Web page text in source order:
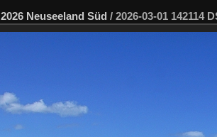
2026 Neuseeland Süd / 2026-03-01 142114